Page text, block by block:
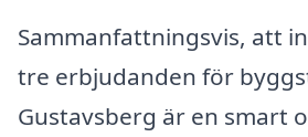
Sammanfattningsvis, att
tre erbjudanden för
Gustavsberg är en smart